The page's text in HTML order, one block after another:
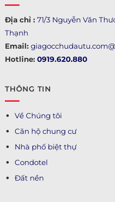
Địa chỉ : 71/3 Nguyễn Văn
Thạnh
Email:
Hotline: 0919.620.880
THÔNG TIN
Về Chúng tôi
Căn hộ chung cư
Nhà phố biệt thự
Condotel
Đất nền